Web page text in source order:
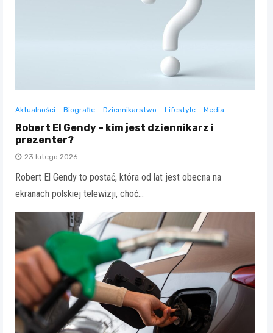
Aktualności Biografie Dziennikarstwo Lifestyle Media
Robert El Gendy – kim jest dziennikarz i
prezenter?
23 lutego 2026
Robert El Gendy to postać, która od lat jest obecna na
ekranach polskiej telewizji, choć…